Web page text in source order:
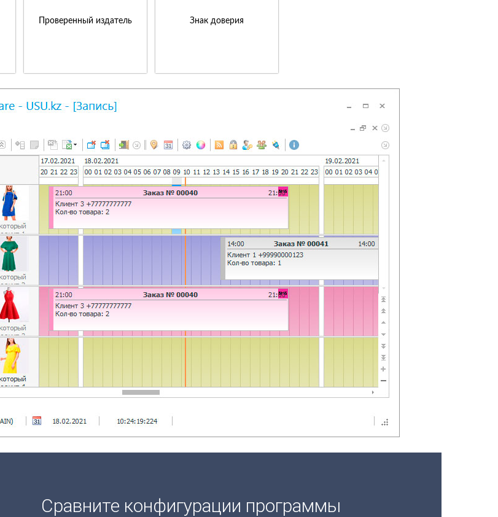
Проверенный издатель Знак доверия
Сравните конфигурации программы